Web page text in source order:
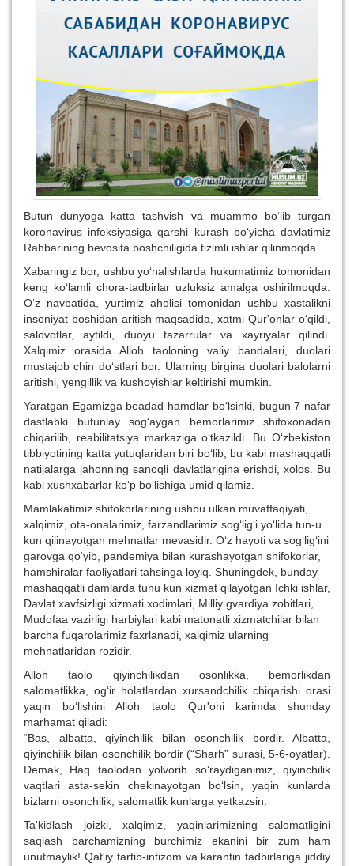
Butun dunyoga katta tashvish va muammo bo‘lib turgan
koronavirus infeksiyasiga qarshi kurash bo‘yicha davlatimiz
Rahbarining bevosita boshchiligida tizimli ishlar qilinmoqda.
Xabaringiz bor, ushbu yo‘nalishlarda hukumatimiz tomonidan
keng ko‘lamli chora-tadbirlar uzluksiz amalga oshirilmoqda.
O‘z navbatida, yurtimiz aholisi tomonidan ushbu xastalikni
insoniyat boshidan aritish maqsadida, xatmi Qur'onlar o‘qildi,
salovotlar, aytildi, duoyu tazarrular va xayriyalar qilindi.
Xalqimiz orasida Alloh taoloning valiy bandalari, duolari
mustajob chin do‘stlari bor. Ularning birgina duolari balolarni
aritishi, yengillik va kushoyishlar keltirishi mumkin.
Yaratgan Egamizga beadad hamdlar bo‘lsinki, bugun 7 nafar
dastlabki butunlay sog‘aygan bemorlarimiz shifoxonadan
chiqarilib, reabilitatsiya markaziga o‘tkazildi. Bu O‘zbekiston
tibbiyotining katta yutuqlaridan biri bo‘lib, bu kabi mashaqqatli
natijalarga jahonning sanoqli davlatlarigina erishdi, xolos. Bu
kabi xushxabarlar ko‘p bo‘lishiga umid qilamiz.
Mamlakatimiz shifokorlarining ushbu ulkan muvaffaqiyati,
xalqimiz, ota-onalarimiz, farzandlarimiz sog‘lig‘i yo‘lida tun-u
kun qilinayotgan mehnatlar mevasidir. O‘z hayoti va sog‘lig‘ini
garovga qo‘yib, pandemiya bilan kurashayotgan shifokorlar,
hamshiralar faoliyatlari tahsinga loyiq. Shuningdek, bunday
mashaqqatli damlarda tunu kun xizmat qilayotgan Ichki ishlar,
Davlat xavfsizligi xizmati xodimlari, Milliy gvardiya zobitlari,
Mudofaa vazirligi harbiylari kabi matonatli xizmatchilar bilan
barcha fuqarolarimiz faxrlanadi, xalqimiz ularning
mehnatlaridan rozidir.
Alloh taolo qiyinchilikdan osonlikka, bemorlikdan
salomatlikka, og‘ir holatlardan xursandchilik chiqarishi orasi
yaqin bo‘lishini Alloh taolo Qur'oni karimda shunday
marhamat qiladi:
“Bas, albatta, qiyinchilik bilan osonchilik bordir. Albatta,
qiyinchilik bilan osonchilik bordir (“Sharh” surasi, 5-6-oyatlar).
Demak, Haq taolodan yolvorib so‘raydiganimiz, qiyinchilik
vaqtlari asta-sekin chekinayotgan bo‘lsin, yaqin kunlarda
bizlarni osonchilik, salomatlik kunlarga yetkazsin.
Ta'kidlash joizki, xalqimiz, yaqinlarimizning salomatligini
saqlash barchamizning burchimiz ekanini bir zum ham
unutmaylik! Qat'iy tartib-intizom va karantin tadbirlariga jiddiy